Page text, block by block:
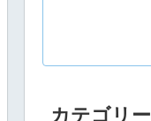
カテゴリー